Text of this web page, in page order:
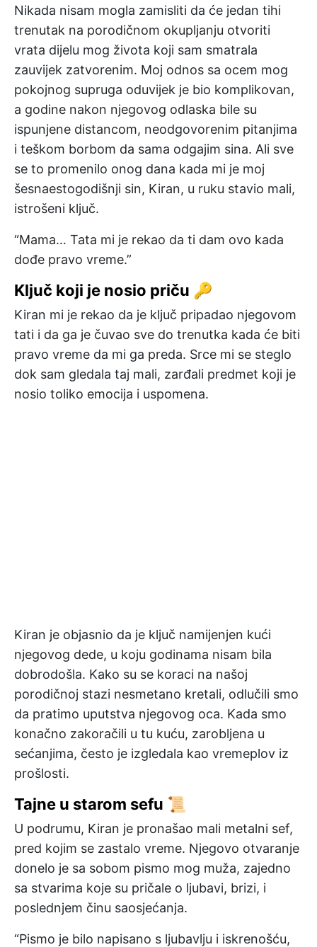
Nikada nisam mogla zamisliti da će jedan tihi
trenutak na porodičnom okupljanju otvoriti
vrata dijelu mog života koji sam smatrala
zauvijek zatvorenim. Moj odnos sa ocem mog
pokojnog supruga oduvijek je bio komplikovan,
a godine nakon njegovog odlaska bile su
ispunjene distancom, neodgovorenim pitanjima
i teškom borbom da sama odgajim sina. Ali sve
se to promenilo onog dana kada mi je moj
šesnaestogodišnji sin, Kiran, u ruku stavio mali,
istrošeni ključ.
“Mama… Tata mi je rekao da ti dam ovo kada
dođe pravo vreme.”
Ključ koji je nosio priču 🔑
Kiran mi je rekao da je ključ pripadao njegovom
tati i da ga je čuvao sve do trenutka kada će biti
pravo vreme da mi ga preda. Srce mi se steglo
dok sam gledala taj mali, zarđali predmet koji je
nosio toliko emocija i uspomena.
Kiran je objasnio da je ključ namijenjen kući
njegovog dede, u koju godinama nisam bila
dobrodošla. Kako su se koraci na našoj
porodičnoj stazi nesmetano kretali, odlučili smo
da pratimo uputstva njegovog oca. Kada smo
konačno zakoračili u tu kuću, zarobljena u
sećanjima, često je izgledala kao vremeplov iz
prošlosti.
Tajne u starom sefu 📜
U podrumu, Kiran je pronašao mali metalni sef,
pred kojim se zastalo vreme. Njegovo otvaranje
donelo je sa sobom pismo mog muža, zajedno
sa stvarima koje su pričale o ljubavi, brizi, i
poslednjem činu saosjećanja.
“Pismo je bilo napisano s ljubavlju i iskrenošću,